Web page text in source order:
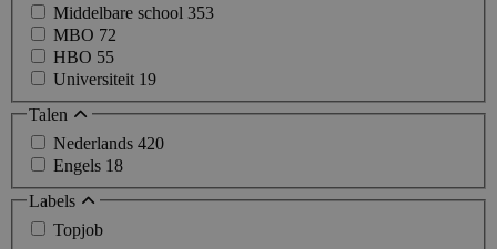
Middelbare school 353
MBO 72
HBO 55
Universiteit 19
Talen
Nederlands 420
Engels 18
Labels
Topjob